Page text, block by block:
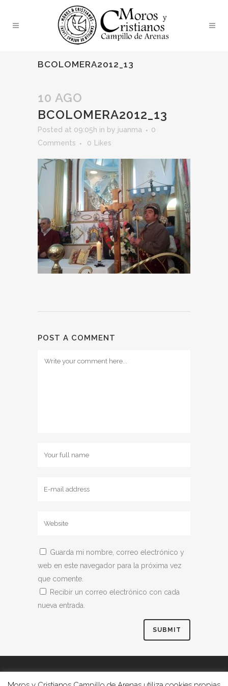
BCOLOMERA2012_13
10 AGO
BCOLOMERA2012_13
Posted at 09:05h in by juanma
0
Comments
0 Likes
POST A COMMENT
Guarda mi nombre, correo electrónico y
web en este navegador para la próxima vez
que comente.
Recibir un correo electrónico con cada
nueva entrada.